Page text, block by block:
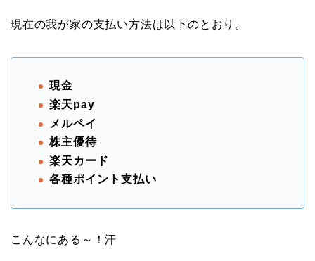
現在の我が家の支払い方法は以下のとおり。
現金
楽天pay
メルペイ
株主優待
楽天カード
各種ポイント支払い
こんなにある～！汗